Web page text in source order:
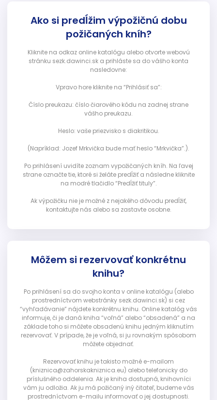
Ako si predĺžim výpožičnú dobu
požičaných kníh?
Kliknite na odkaz online katalógu alebo otvorte webovú
stránku sezk.dawinci.sk a prihláste sa do vášho konta
nasledovne:
Vpravo hore kliknite na “Prihlásiť sa”:
Číslo preukazu: číslo čiarového kódu na zadnej strane
vášho preukazu.
Heslo: vaše priezvisko s diakritikou.
(Napríklad: Jozef Mrkvička bude mať heslo “Mrkvička”.).
Po prihlásení uvidíte zoznam vypožičaných kníh. Na ľavej
strane označte tie, ktoré si želáte predĺžiť a následne kliknite
na modré tlačidlo “Predĺžiť tituly”.
Ak výpožičku nie je možné z nejakého dôvodu predĺžiť,
kontaktujte nás alebo sa zastavte osobne.
Môžem si rezervovať konkrétnu
knihu?
Po prihlásení sa do svojho konta v online katalógu (alebo
prostredníctvom webstránky sezk.dawinci.sk) si cez
“vyhľadávanie” nájdete konkrétnu knihu. Online katalóg vás
informuje, či je daná kniha “voľná” alebo “obsadená” a na
základe toho si môžete obsadenú knihu jedným kliknutím
rezervovať. V prípade, že je voľná, si ju rovnakým spôsobom
môžete objednať.
Rezervovať knihu je takisto možné e-mailom
(kniznica@zahorskakniznica.eu) alebo telefonicky do
príslušného oddelenia. Ak je kniha dostupná, knihovníci
vám ju odložia. Ak ju má požičaný iný čitateľ, budeme vás
prostredníctvom e-mailu informovať o jej dostupnosti.